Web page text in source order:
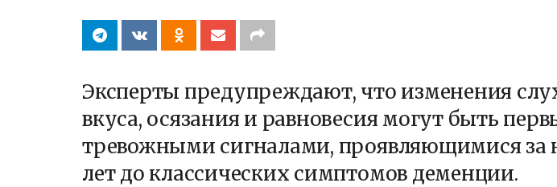
Эксперты предупреждают, что изменения
вкуса, осязания и равновесия могут быть
тревожными сигналами, проявляющимися за
лет до классических симптомов деменции.